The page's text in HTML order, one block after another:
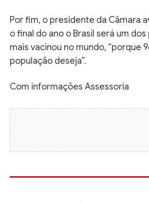
Por fim, o presidente da Câmara
o final do ano o Brasil será um dos
mais vacinou no mundo, “porque
população deseja”.
Com informações Assessoria